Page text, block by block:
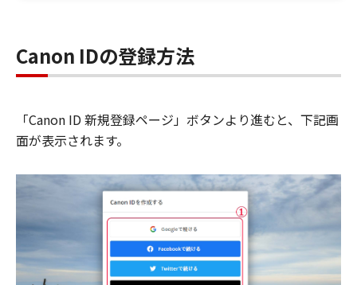
Canon IDの登録方法
「Canon ID 新規登録ページ」ボタンより進むと、下記画
面が表示されます。